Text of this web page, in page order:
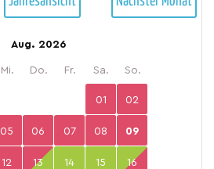
Aug. 2026
Mi. Do. Fr. Sa. So.
01 02
05 06 07 08 09
12 13 14 15 16